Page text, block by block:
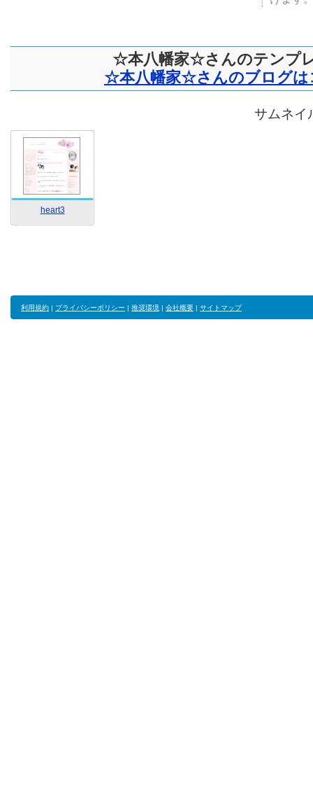
☆本八幡家☆さんのテンプ
☆本八幡家☆さんのブログは
サムネイ
heart3
利用規約 | プライバシーポリシー | 推奨環境 | 会社概要 | サイトマップ